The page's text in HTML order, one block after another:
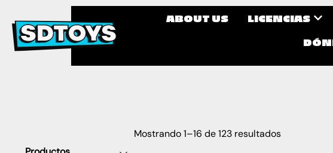
ABOUT US LICENCIAS
Mostrando 1–16 de 123 resultados